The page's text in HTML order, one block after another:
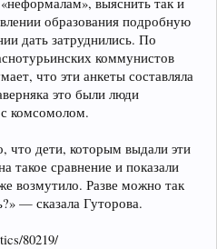
образования подробную
дать затруднились. По
коммунистов
что эти анкеты составляла
это были люди
комсомолом.
что дети, которым выдали эти
такое сравнение и показали
возмутило. Разве можно так
— сказала Гуторова.
80219/